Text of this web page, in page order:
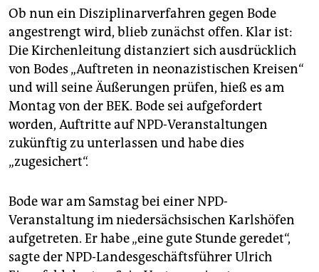
Ob nun ein Disziplinarverfahren gegen Bode
angestrengt wird, blieb zunächst offen. Klar ist:
Die Kirchenleitung distanziert sich ausdrücklich
von Bodes „Auftreten in neonazistischen Kreisen“
und will seine Äußerungen prüfen, hieß es am
Montag von der BEK. Bode sei aufgefordert
worden, Auftritte auf NPD-Veranstaltungen
zukünftig zu unterlassen und habe dies
„zugesichert“.
Bode war am Samstag bei einer NPD-
Veranstaltung im niedersächsischen Karlshöfen
aufgetreten. Er habe „eine gute Stunde geredet“,
sagte der NPD-Landesgeschäftsführer Ulrich